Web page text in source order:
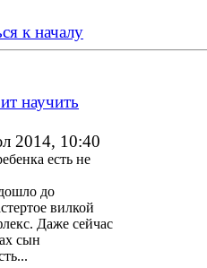
к началу
научить
2014, 10:40
есть не
до
вилкой
Даже сейчас
сын